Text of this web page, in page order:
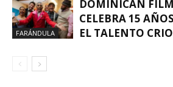
FARÁNDULA
DOMINICAN
CELEBRA 15
EL TALENTO